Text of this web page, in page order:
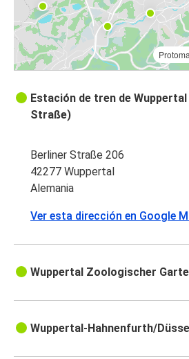
Estación de tren de
Straße)
Berliner Straße 206
42277 Wuppertal
Alemania
Ver esta dirección en Google
Wuppertal Zoologischer
Wuppertal-Hahnenfurth/